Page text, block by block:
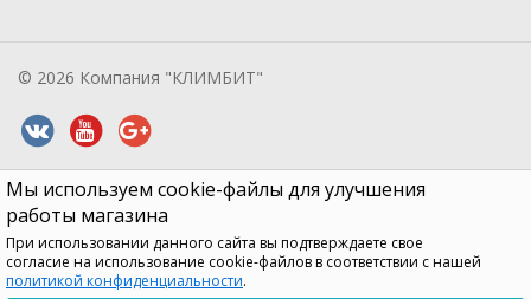
Мы используем cookie-файлы для улучшения
работы магазина
При использовании данного сайта вы подтверждаете свое
согласие на использование cookie-файлов в соответствии с нашей
политикой конфиденциальности.
© 2026 Компания "КЛИМБИТ"
Все содержимое данного сайта: товары, услуги, цены на них,
описания продукции, статьи и методические рекомендации носят
публичной офертой, признаки которой прописаны в статье 437 ГК
РФ